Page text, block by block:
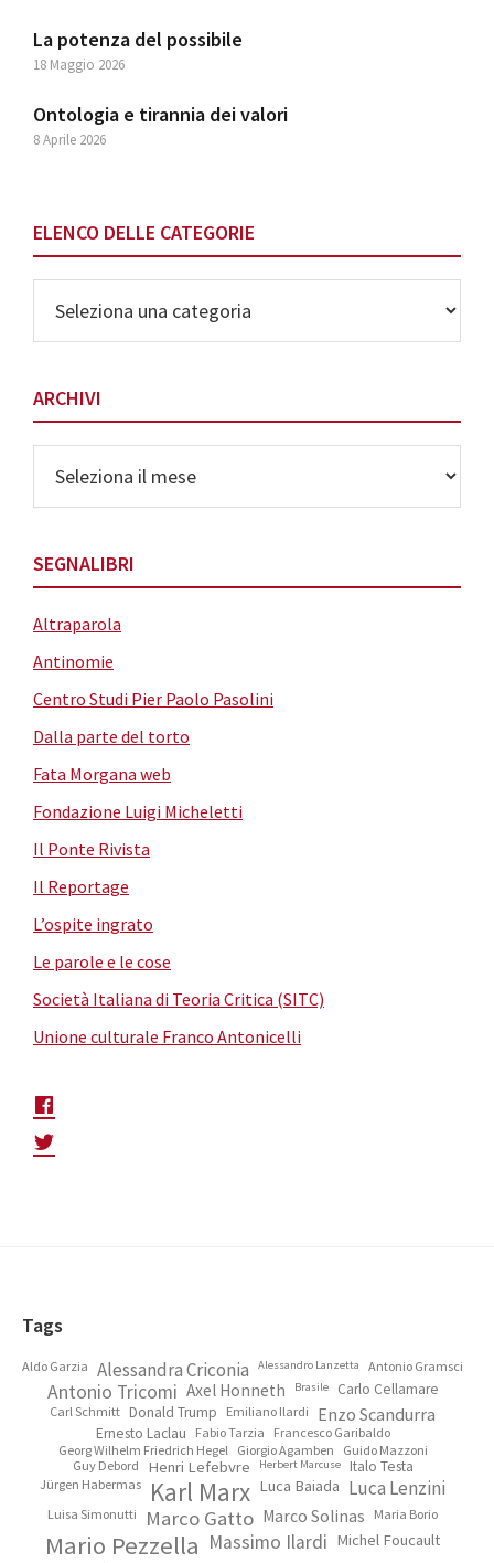
La potenza del possibile
18 Maggio 2026
Ontologia e tirannia dei valori
8 Aprile 2026
ELENCO DELLE CATEGORIE
delle
Categorie
ARCHIVI
SEGNALIBRI
Altraparola
Antinomie
Centro Studi Pier Paolo Pasolini
Dalla parte del torto
Fata Morgana web
Fondazione Luigi Micheletti
Il Ponte Rivista
Il Reportage
L’ospite ingrato
Le parole e le cose
Società Italiana di Teoria Critica (SITC)
Unione culturale Franco Antonicelli
Footer
Tags
Aldo Garzia Alessandra Criconia Alessandro Lanzetta Antonio Gramsci
Antonio Tricomi Axel Honneth Brasile Carlo Cellamare
Carl Schmitt Donald Trump Emiliano Ilardi Enzo Scandurra
Ernesto Laclau Fabio Tarzia
Francesco Garibaldo
Georg Wilhelm Friedrich Hegel
Giorgio Agamben
Guido Mazzoni
Guy Debord
Henri Lefebvre Herbert Marcuse Italo Testa
Jürgen Habermas Karl Marx Luca Baiada Luca Lenzini
Luisa Simonutti Marco Gatto Marco Solinas Maria Borio
Mario Pezzella Massimo Ilardi Michel Foucault